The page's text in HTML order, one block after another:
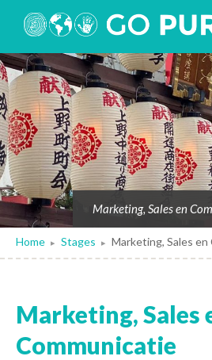
Marketing, Sales en
Home ▸ Stages ▸ Marketing, Sales
Marketing, Sales
Communicatie